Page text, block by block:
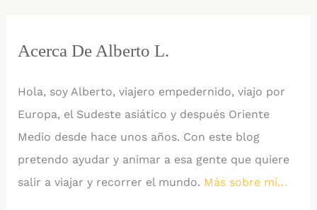
Acerca De Alberto L.
Hola, soy Alberto, viajero empedernido, viajo por
Europa, el Sudeste asiático y después Oriente
Medio desde hace unos años. Con este blog
pretendo ayudar y animar a esa gente que quiere
salir a viajar y recorrer el mundo. Más sobre mí…